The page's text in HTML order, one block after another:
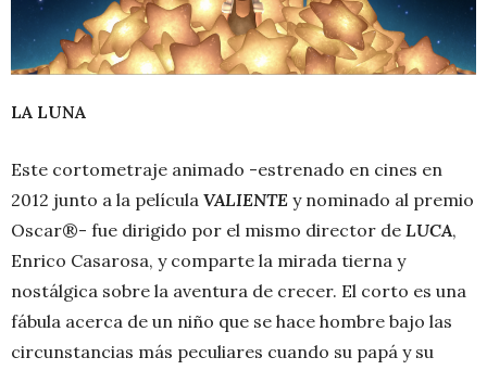
LA LUNA
Este cortometraje animado -estrenado en cines en
2012 junto a la película VALIENTE y nominado al premio
Oscar®- fue dirigido por el mismo director de LUCA,
Enrico Casarosa, y comparte la mirada tierna y
nostálgica sobre la aventura de crecer. El corto es una
fábula acerca de un niño que se hace hombre bajo las
circunstancias más peculiares cuando su papá y su